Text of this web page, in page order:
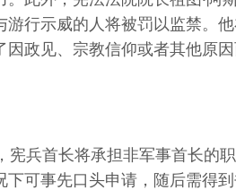
游行示威的人将被罚以监禁。
因政见、宗教信仰或者其他原
宪兵首长将承担非军事首长的
下可事先口头申请，随后需得